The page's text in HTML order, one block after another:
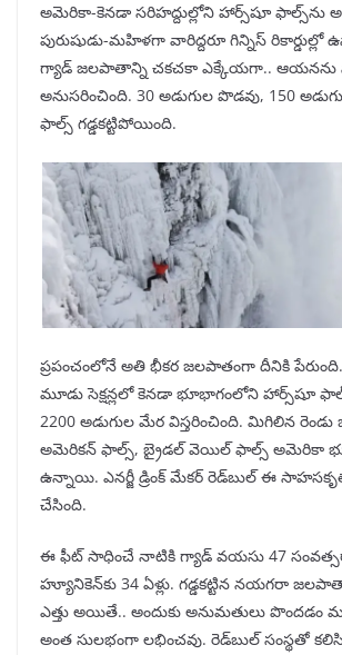
అమెరికా-కెనడా సరిహద్దుల్లోని హార్స్‌షూ
పురుషుడు-మహిళగా వారిద్దరూ గిన్నిస్ రికార్డుల్లో
గ్యాడ్ జలపాతాన్ని చకచకా ఎక్కేయగా.. ఆయనను
అనుసరించింది. 30 అడుగుల పొడవు, 150
ఫాల్స్‌ గడ్డకట్టిపోయింది.
ప్రపంచంలోనే అతి భీకర జలపాతంగా దీనికి
మూడు సెక్షన్లలో కెనడా భూభాగంలోని హార్స్‌షూ
2200 అడుగుల మేర విస్తరించింది. మిగిలిన
అమెరికన్ ఫాల్స్, బ్రైడల్ వెయిల్ ఫాల్స్ అమెరికా
ఉన్నాయి. ఎనర్జీ డ్రింక్ మేకర్ రెడ్‌బుల్ ఈ
చేసింది.
ఈ ఫీట్ సాధించే నాటికి గ్యాడ్ వయసు 47
హ్యూనికెన్‌కు 34 ఏళ్లు. గడ్డకట్టిన నయగరా
ఎత్తు అయితే.. అందుకు అనుమతులు పొందడం
అంత సులభంగా లభించవు. రెడ్‌బుల్ సంస్థతో